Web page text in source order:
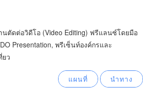
ตัดต่อวิดีโอ (Video Editing) ฟรีแลนซ์โดยมือ
Presentation, พรีเซ็นท์องค์กรและ
ยว